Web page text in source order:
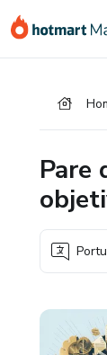
para
para
para
Pare